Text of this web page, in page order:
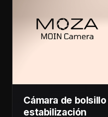
Cámara de
estabilización